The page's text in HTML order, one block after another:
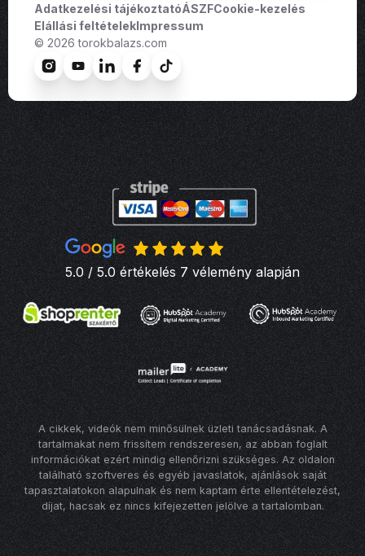
Adatkezelési tájékoztatóÁSZFCookie-kezelés
Elállási feltételekImpressum
© 2026 torokbalazs.com
5.0 / 5.0 értékelés 7 vélemény alapján
A cikkek, videók nem minősülnek üzleti tanácsadásnak. A
tartalmakat nem frissítem rendszeresen, az abban foglalt
információkat ezért mindig ellenőrizni szükséges. Az oldalon
található szoftveres és egyéb javaslatok, ajánlások saját
tapasztalatokon alapulnak és nem kaptam érte ellentételezést,
díjat, hacsak ez nincs kifejezetten jelölve a tartalomban.